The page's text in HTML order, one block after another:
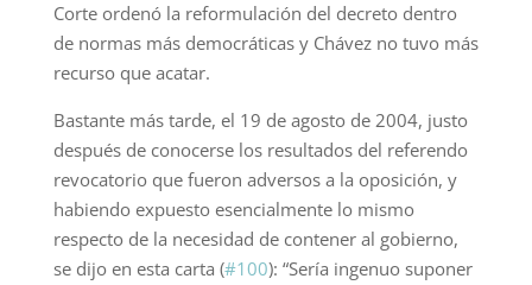
Corte ordenó la reformulación del decreto dentro
de normas más democráticas y Chávez no tuvo más
recurso que acatar.
Bastante más tarde, el 19 de agosto de 2004, justo
después de conocerse los resultados del referendo
revocatorio que fueron adversos a la oposición, y
habiendo expuesto esencialmente lo mismo
respecto de la necesidad de contener al gobierno,
se dijo en esta carta (#100): “Sería ingenuo suponer